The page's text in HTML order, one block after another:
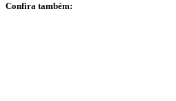
Confira também: